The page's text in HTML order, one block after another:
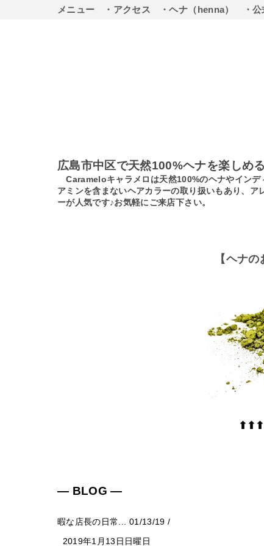
メニュー ・アクセス ・ヘナ（henna） ・
広島市中区で天然100%ヘナを楽しめ
Carameloキャラメロは天然100%のヘナやインデ
アミンを含まないヘアカラーの取り扱いもあり、
ーが人気です♪お気軽にご来店下さい。
【ヘナ
⬆⬆⬆
― BLOG ―
暇な店長の日常... 01/13/19 /
2019年1月13日日曜日